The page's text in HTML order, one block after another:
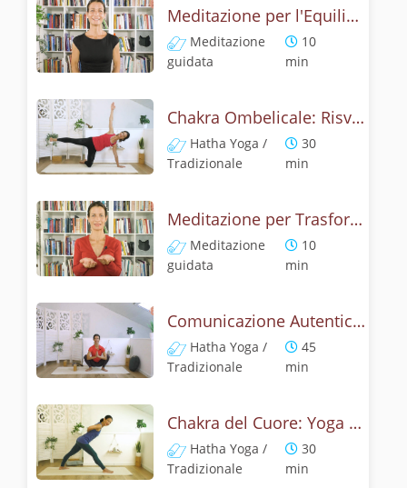
Meditazione per l'Equilibrio Interiore: Chakra Sacrale
Meditazione
guidata
10
min
Chakra Ombelicale: Risveglia il Potere Interiore
Hatha Yoga /
Tradizionale
30
min
Meditazione per Trasformazione e Fuoco Interiore: Chakra Ombelicale
Meditazione
guidata
10
min
Comunicazione Autentica: Yoga e il Quinto Chakra
Hatha Yoga /
Tradizionale
45
min
Chakra del Cuore: Yoga per il respiro e l'Anima
Hatha Yoga /
Tradizionale
30
min